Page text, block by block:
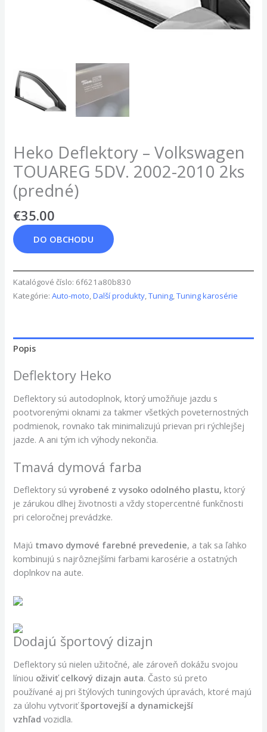
Heko Deflektory – Volkswagen
TOUAREG 5DV. 2002-2010 2ks
(predné)
€35.00
DO OBCHODU
Katalógové číslo: 6f621a80b830
Kategórie:Auto-moto,Další produkty,Tuning,Tuning karosérie
Popis
Deflektory Heko
Deflektory sú autodoplnok, ktorý umožňuje jazdu s
pootvorenými oknami za takmer všetkých poveternostných
podmienok, rovnako tak minimalizujú prievan pri rýchlejšej
jazde. A ani tým ich výhody nekončia.
Tmavá dymová farba
Deflektory súvyrobené z vysoko odolného plastu, ktorý
je zárukou dlhej životnosti a vždy stopercentné funkčnosti
pri celoročnej prevádzke.
Majú tmavo dymové farebné prevedenie, a tak sa ľahko
kombinujú s najrôznejšími farbami karosérie a ostatných
doplnkov na aute.
Dodajú športový dizajn
Deflektory sú nielen užitočné, ale zároveň dokážu svojou
líniou oživiť celkový dizajn auta. Často sú preto
používané aj pri štýlových tuningových úpravách, ktoré majú
za úlohu vytvoriťšportovejší a dynamickejší
vzhľadvozidla.